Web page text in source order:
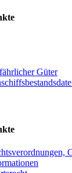
Güter